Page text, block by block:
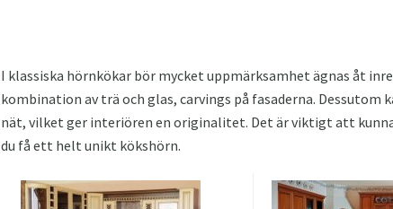
I klassiska hörnkökar bör mycket uppmärksamhet ägnas åt
kombination av trä och glas, carvings på fasaderna.
nät, vilket ger interiören en originalitet. Det är viktigt att
du få ett helt unikt kökshörn.